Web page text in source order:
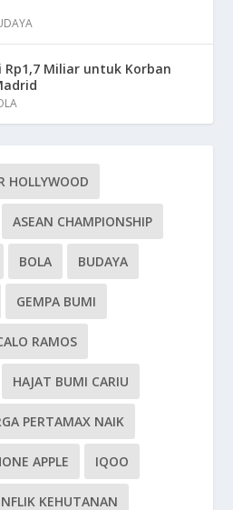
Rp1,7 Miliar untuk Korban
HOLLYWOOD
ASEAN CHAMPIONSHIP
BOLA BUDAYA
GEMPA BUMI
RAMOS
HAJAT BUMI CARIU
PERTAMAX NAIK
APPLE IQOO
KEHUTANAN